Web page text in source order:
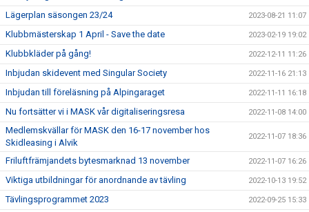
Lägerplan säsongen 23/24 2023-08-21 11:07
Klubbmästerskap 1 April - Save the date 2023-02-19 19:02
Klubbkläder på gång! 2022-12-11 11:26
Inbjudan skidevent med Singular Society 2022-11-16 21:13
Inbjudan till föreläsning på Alpingaraget 2022-11-11 16:18
Nu fortsätter vi i MASK vår digitaliseringsresa 2022-11-08 14:00
Medlemskvällar för MASK den 16-17 november hos
Skidleasing i Alvik
2022-11-07 18:36
Friluftfrämjandets bytesmarknad 13 november 2022-11-07 16:26
Viktiga utbildningar för anordnande av tävling 2022-10-13 19:52
Tävlingsprogrammet 2023 2022-09-25 15:33